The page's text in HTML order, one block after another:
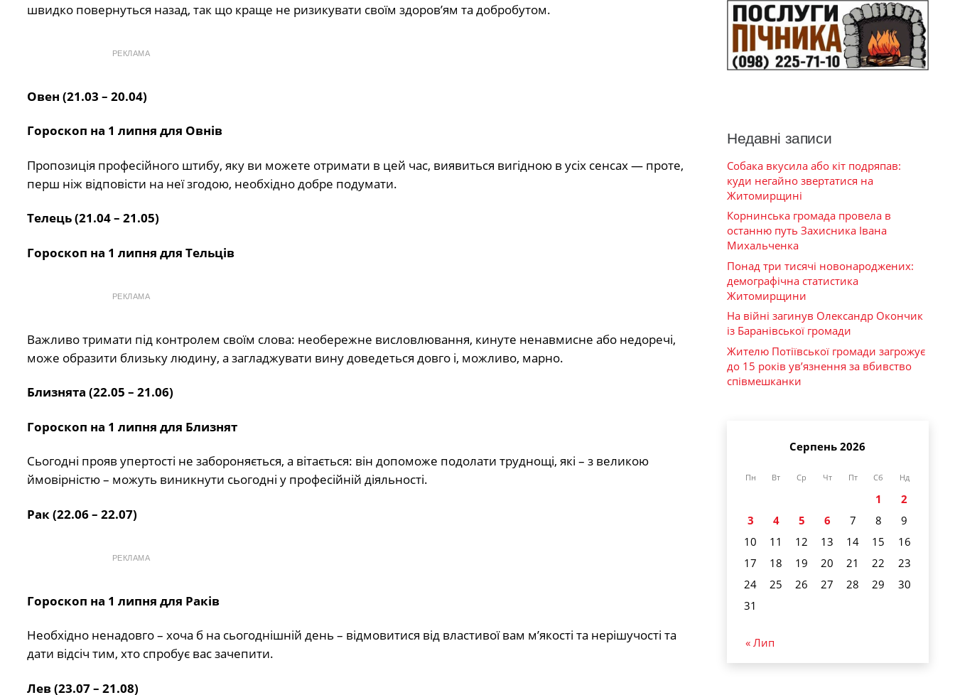
швидко повернуться назад, так що краще не ризикувати своїм здоров’ям та добробутом.
РЕКЛАМА
Овен (21.03 – 20.04)
Гороскоп на 1 липня для Овнів
Пропозиція професійного штибу, яку ви можете отримати в цей час, виявиться вигідною в усіх сенсах — проте,
перш ніж відповісти на неї згодою, необхідно добре подумати.
Телець (21.04 – 21.05)
Гороскоп на 1 липня для Тельців
РЕКЛАМА
Важливо тримати під контролем своїм слова: необережне висловлювання, кинуте ненавмисне або недоречі,
може образити близьку людину, а загладжувати вину доведеться довго і, можливо, марно.
Близнята (22.05 – 21.06)
Гороскоп на 1 липня для Близнят
Сьогодні прояв упертості не забороняється, а вітається: він допоможе подолати труднощі, які – з великою
ймовірністю – можуть виникнути сьогодні у професійній діяльності.
Рак (22.06 – 22.07)
РЕКЛАМА
Гороскоп на 1 липня для Раків
Необхідно ненадовго – хоча б на сьогоднішній день – відмовитися від властивої вам м’якості та нерішучості та
дати відсіч тим, хто спробує вас зачепити.
Лев (23.07 – 21.08)
Недавні записи
Собака вкусила або кіт подряпав:
куди негайно звертатися на
Житомирщині
Корнинська громада провела в
останню путь Захисника Івана
Михальченка
Понад три тисячі новонароджених:
демографічна статистика
Житомирщини
На війні загинув Олександр Окончик
із Баранівської громади
Жителю Потіївської громади загрожує
до 15 років ув’язнення за вбивство
співмешканки
Серпень 2026
Пн Вт Ср Чт Пт Сб Нд
1
2
3
4 5 6 7 8
9
10
11 12 13 14 15
16
17
18 19 20 21 22
23
24
25 26 27 28 29
30
31
« Лип